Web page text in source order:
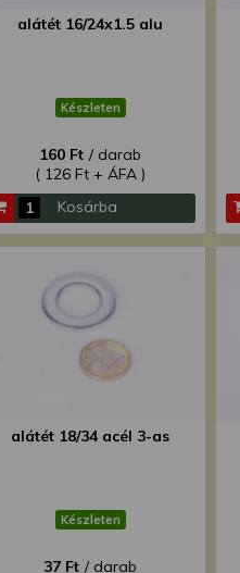
alátét 16/24x1.5 alu
Készleten
160 Ft / darab
( 126 Ft + ÁFA )
Kosárba
alátét 18/34 acél 3-as
Készleten
37 Ft / darab